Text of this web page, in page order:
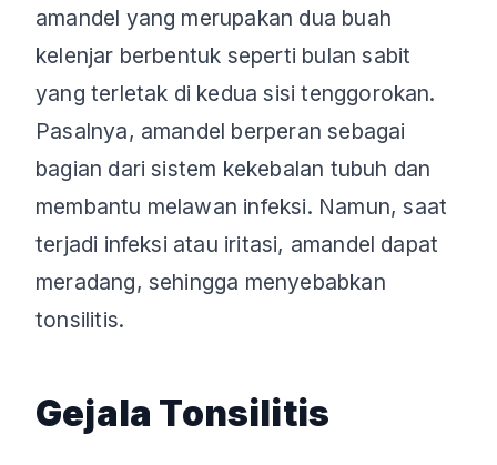
amandel yang merupakan dua buah
kelenjar berbentuk seperti bulan sabit
yang terletak di kedua sisi tenggorokan.
Pasalnya, amandel berperan sebagai
bagian dari sistem kekebalan tubuh dan
membantu melawan infeksi. Namun, saat
terjadi infeksi atau iritasi, amandel dapat
meradang, sehingga menyebabkan
tonsilitis.
Gejala Tonsilitis